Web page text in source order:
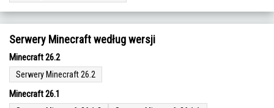
Serwery Minecraft według wersji
Minecraft 26.2
Serwery Minecraft 26.2
Minecraft 26.1